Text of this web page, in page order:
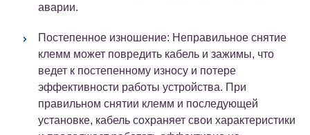
аварии.
Постепенное изношение: Неправильное снятие
клемм может повредить кабель и зажимы, что
ведет к постепенному износу и потере
эффективности работы устройства. При
правильном снятии клемм и последующей
установке, кабель сохраняет свои характеристики